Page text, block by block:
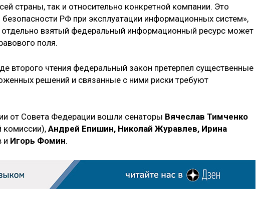
страны, так и относительно конкретной компании. Это
РФ при эксплуатации информационных систем»,
отдельно взятый федеральный информационный ресурс может
поля.
второго чтения федеральный закон претерпел существенные
решений и связанные с ними риски требуют
от Совета Федерации вошли сенаторы Вячеслав Тимченко
комиссии), Андрей Епишин, Николай Журавлев, Ирина
и Игорь Фомин.